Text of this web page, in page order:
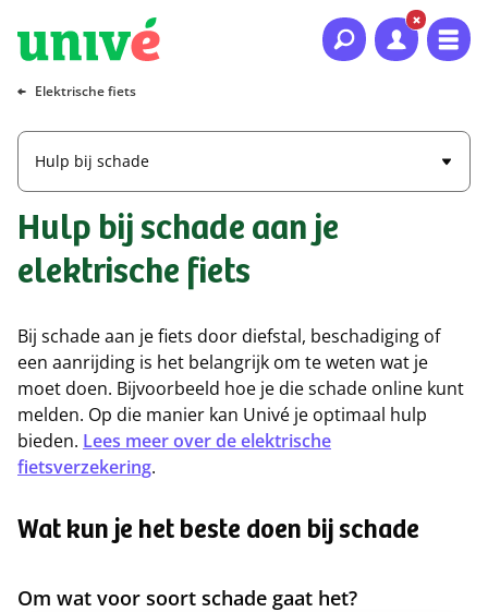
Naar hoofdinhoud
Naar hoofdnavigatie
Naar footer
Elektrische fiets
Hulp bij schade
Hulp bij schade aan je
elektrische fiets
Bij schade aan je fiets door diefstal, beschadiging of
een aanrijding is het belangrijk om te weten wat je
moet doen. Bijvoorbeeld hoe je die schade online kunt
melden. Op die manier kan Univé je optimaal hulp
bieden. Lees meer over de elektrische
fietsverzekering.
Wat kun je het beste doen bij schade
Om wat voor soort schade gaat het?